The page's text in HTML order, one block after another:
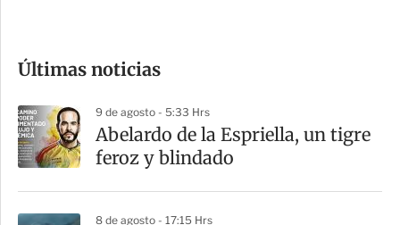
m
a
r
t
Últimas noticias
9 de agosto - 5:33 Hrs
Abelardo de la Espriella, un tigre
feroz y blindado
8 de agosto - 17:15 Hrs